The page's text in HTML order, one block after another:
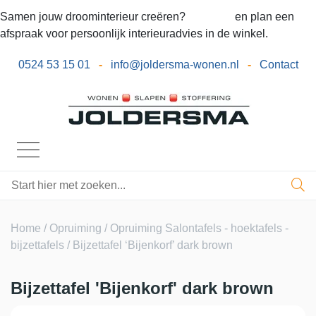
Samen jouw droominterieur creëren?
en plan een
afspraak voor persoonlijk interieuradvies in de winkel.
0524 53 15 01 - info@joldersma-wonen.nl - Contact
Home / Opruiming / Opruiming Salontafels - hoektafels -
bijzettafels / Bijzettafel ‘Bijenkorf’ dark brown
Bijzettafel 'Bijenkorf' dark brown